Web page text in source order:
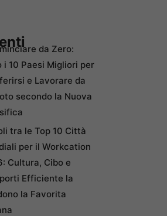
da Zero:
i 10 Paesi Migliori per
e Lavorare da
secondo la Nuova
tra le Top 10 Città
per il Workcation
Cultura, Cibo e
Efficiente la
la Favorita